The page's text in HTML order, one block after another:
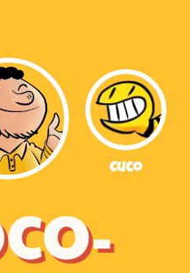
Cuco